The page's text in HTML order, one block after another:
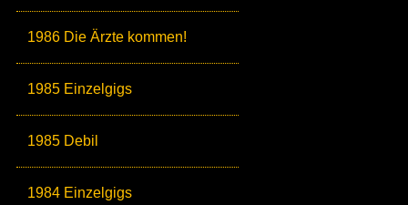
1986 Die Ärzte kommen!
1985 Einzelgigs
1985 Debil
1984 Einzelgigs